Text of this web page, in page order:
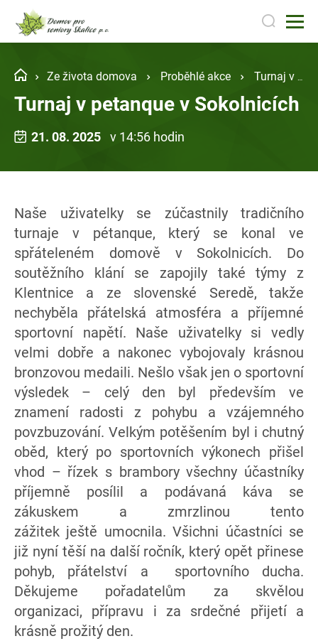
Ze života domova Proběhlé akce Turnaj v petanque v Sokolnicích
Turnaj v petanque v Sokolnicích
21. 08. 2025 v 14:56 hodin
Naše uživatelky se zúčastnily tradičního
turnaje v pétanque, který se konal ve
spřáteleném domově v Sokolnicích. Do
soutěžního klání se zapojily také týmy z
Klentnice a ze slovenské Seredě, takže
nechyběla přátelská atmosféra a příjemné
sportovní napětí. Naše uživatelky si vedly
velmi dobře a nakonec vybojovaly krásnou
bronzovou medaili. Nešlo však jen o sportovní
výsledek – celý den byl především ve
znamení radosti z pohybu a vzájemného
povzbuzování. Velkým potěšením byl i chutný
oběd, který po sportovních výkonech přišel
vhod – řízek s brambory všechny účastníky
příjemně posílil a podávaná káva se
zákuskem a zmrzlinou tento
zážitek ještě umocnila. Všichni účastníci se
již nyní těší na další ročník, který opět přinese
pohyb, přátelství a sportovního ducha.
Děkujeme pořadatelům za skvělou
organizaci, přípravu i za srdečné přijetí a
krásně prožitý den.